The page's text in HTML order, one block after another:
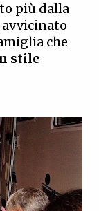
più dalla
avvicinato
che
stile